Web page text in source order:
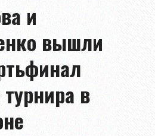
и
вышли
в